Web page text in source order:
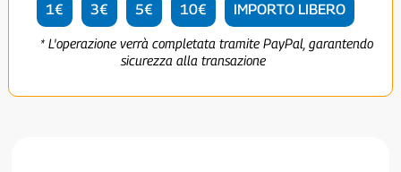
1€ 3€ 5€ 10€ IMPORTO LIBERO
* L'operazione verrà completata tramite PayPal, garantendo
sicurezza alla transazione